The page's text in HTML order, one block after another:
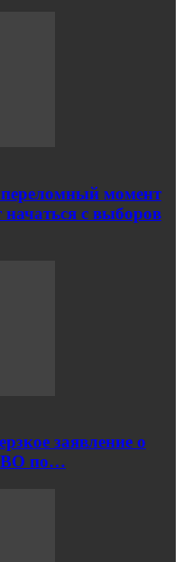
момент
с выборов
заявление о
по…